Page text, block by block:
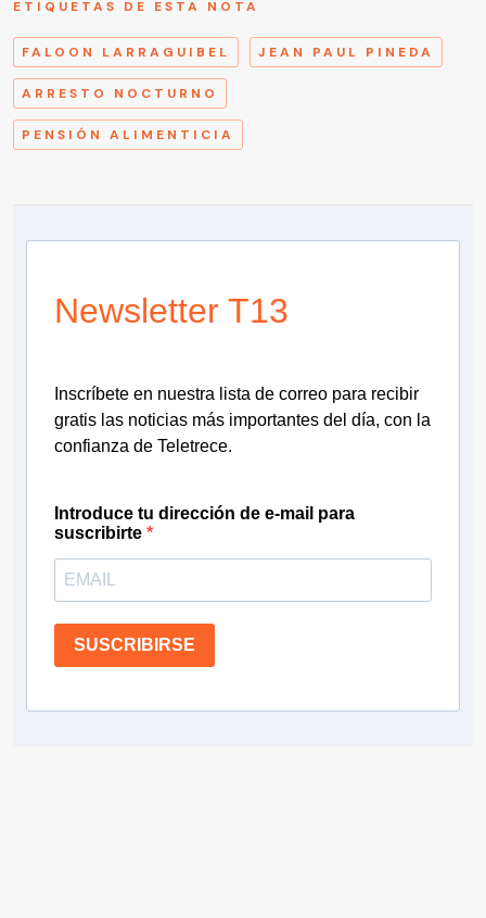
ETIQUETAS DE ESTA NOTA
FALOON LARRAGUIBEL JEAN PAUL PINEDA
ARRESTO NOCTURNO
PENSIÓN ALIMENTICIA
Newsletter T13
Inscríbete en nuestra lista de correo para recibir
gratis las noticias más importantes del día, con la
confianza de Teletrece.
Introduce tu dirección de e-mail para
suscribirte
SUSCRIBIRSE